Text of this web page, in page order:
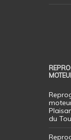
du